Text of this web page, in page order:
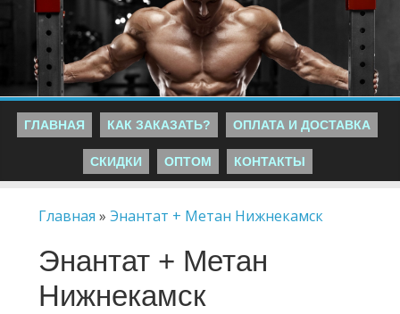
ГЛАВНАЯ КАК ЗАКАЗАТЬ? ОПЛАТА И ДОСТАВКА
СКИДКИ ОПТОМ КОНТАКТЫ
Главная »Энантат + Метан Нижнекамск
Энантат + Метан
Нижнекамск